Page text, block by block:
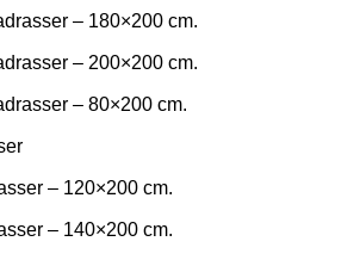
– 180×200 cm.
– 200×200 cm.
– 80×200 cm.
– 120×200 cm.
– 140×200 cm.